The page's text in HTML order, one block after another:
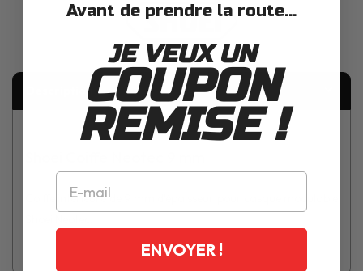
Description
Coiffe intérieure de 9 mm d'épaisseur pour casque modulable
Avant de prendre la route...
JE VEUX UN
COUPON
REMISE !
ENVOYER !